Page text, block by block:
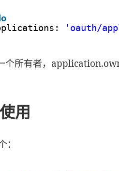
'oauth/
个所有者，
用